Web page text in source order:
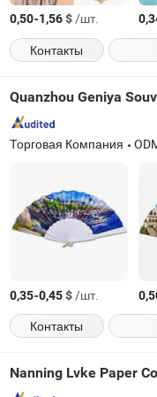
0,50-1,56$/шт.
Контакты
Quanzhou Geniya
Торговая Компания
0,35-0,45$/шт.
Контакты
Nanning Lvke Paper